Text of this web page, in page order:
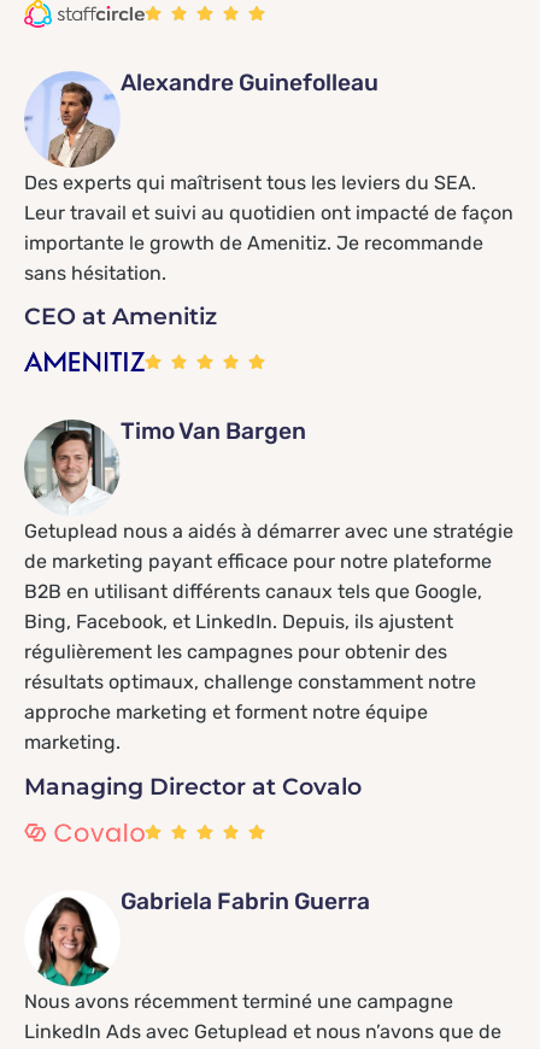
Alexandre Guinefolleau
Des experts qui maîtrisent tous les leviers du SEA.
Leur travail et suivi au quotidien ont impacté de façon
importante le growth de Amenitiz. Je recommande
sans hésitation.
CEO at Amenitiz
Timo Van Bargen
Getuplead nous a aidés à démarrer avec une stratégie
de marketing payant efficace pour notre plateforme
B2B en utilisant différents canaux tels que Google,
Bing, Facebook, et LinkedIn. Depuis, ils ajustent
régulièrement les campagnes pour obtenir des
résultats optimaux, challenge constamment notre
approche marketing et forment notre équipe
marketing.
Managing Director at Covalo
Gabriela Fabrin Guerra
Nous avons récemment terminé une campagne
LinkedIn Ads avec Getuplead et nous n’avons que de